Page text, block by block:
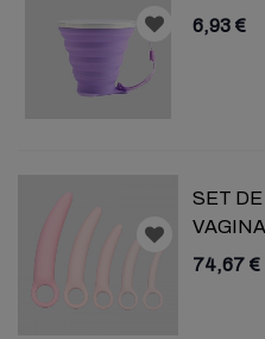
6,93 €
SET
74,67 €